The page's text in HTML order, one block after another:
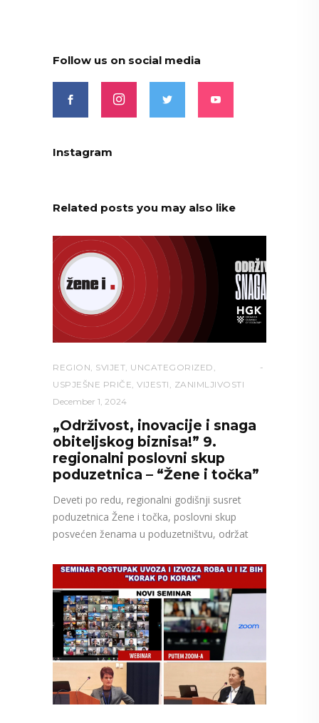
Follow us on social media
Instagram
Related posts you may also like
REGION, SVIJET, UNCATEGORIZED ,
USPJEŠNE PRIČE, VIJESTI , ZANIMLJIVOSTI
December 1, 2024
„Održivost, inovacije i snaga
obiteljskog biznisa!” 9.
regionalni poslovni skup
poduzetnica – “Žene i točka”
Deveti po redu, regionalni godišnji susret
poduzetnica Žene i točka, poslovni skup
posvećen ženama u poduzetništvu, održat